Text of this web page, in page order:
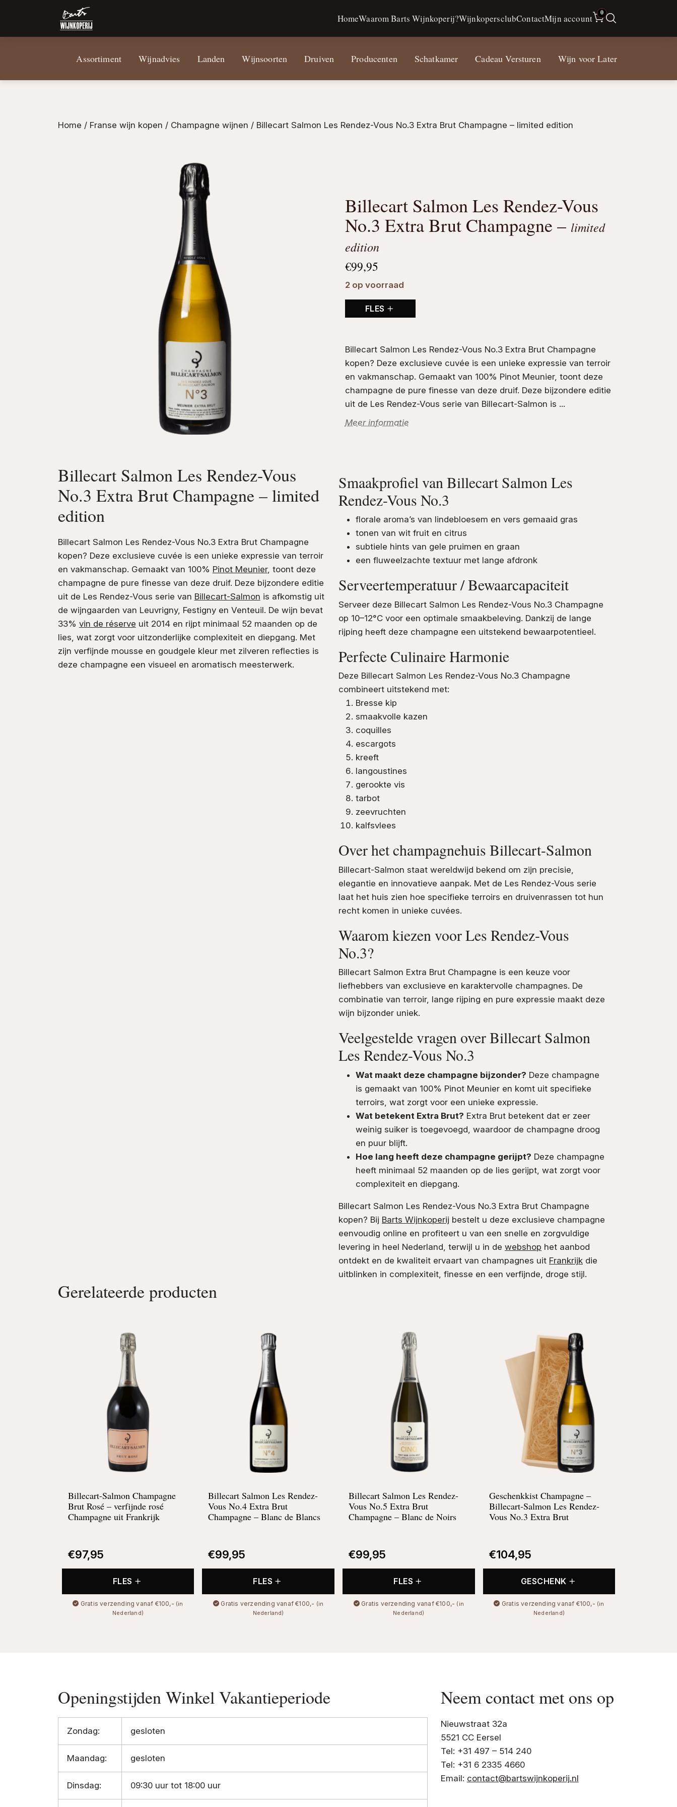
HomeWaarom Barts Wijnkoperij?WijnkopersclubContactMijn account
0
Assortiment Wijnadvies Landen Wijnsoorten Druiven Producenten Schatkamer Cadeau Versturen Wijn voor Later
Home / Franse wijn kopen / Champagne wijnen / Billecart Salmon Les Rendez-Vous No.3 Extra Brut Champagne – limited edition
Billecart Salmon Les Rendez-Vous
No.3 Extra Brut Champagne – limited
edition
€99,95
2 op voorraad
FLES
Billecart Salmon Les Rendez-Vous No.3 Extra Brut Champagne
kopen? Deze exclusieve cuvée is een unieke expressie van terroir
en vakmanschap. Gemaakt van 100% Pinot Meunier, toont deze
champagne de pure finesse van deze druif. Deze bijzondere editie
uit de Les Rendez-Vous serie van Billecart-Salmon is ...
Meer informatie
Billecart Salmon Les Rendez-Vous
No.3 Extra Brut Champagne – limited
edition
Billecart Salmon Les Rendez-Vous No.3 Extra Brut Champagne
kopen? Deze exclusieve cuvée is een unieke expressie van terroir
en vakmanschap. Gemaakt van 100% Pinot Meunier, toont deze
champagne de pure finesse van deze druif. Deze bijzondere editie
uit de Les Rendez-Vous serie van Billecart-Salmon is afkomstig uit
de wijngaarden van Leuvrigny, Festigny en Venteuil. De wijn bevat
33% vin de réserve uit 2014 en rijpt minimaal 52 maanden op de
lies, wat zorgt voor uitzonderlijke complexiteit en diepgang. Met
zijn verfijnde mousse en goudgele kleur met zilveren reflecties is
deze champagne een visueel en aromatisch meesterwerk.
Smaakprofiel van Billecart Salmon Les
Rendez-Vous No.3
florale aroma’s van lindebloesem en vers gemaaid gras
tonen van wit fruit en citrus
subtiele hints van gele pruimen en graan
een fluweelzachte textuur met lange afdronk
Serveertemperatuur / Bewaarcapaciteit
Serveer deze Billecart Salmon Les Rendez-Vous No.3 Champagne
op 10–12°C voor een optimale smaakbeleving. Dankzij de lange
rijping heeft deze champagne een uitstekend bewaarpotentieel.
Perfecte Culinaire Harmonie
Deze Billecart Salmon Les Rendez-Vous No.3 Champagne
combineert uitstekend met:
Bresse kip
smaakvolle kazen
coquilles
escargots
kreeft
langoustines
gerookte vis
tarbot
zeevruchten
kalfsvlees
Over het champagnehuis Billecart-Salmon
Billecart-Salmon staat wereldwijd bekend om zijn precisie,
elegantie en innovatieve aanpak. Met de Les Rendez-Vous serie
laat het huis zien hoe specifieke terroirs en druivenrassen tot hun
recht komen in unieke cuvées.
Waarom kiezen voor Les Rendez-Vous
No.3?
Billecart Salmon Extra Brut Champagne is een keuze voor
liefhebbers van exclusieve en karaktervolle champagnes. De
combinatie van terroir, lange rijping en pure expressie maakt deze
wijn bijzonder uniek.
Veelgestelde vragen over Billecart Salmon
Les Rendez-Vous No.3
Wat maakt deze champagne bijzonder? Deze champagne
is gemaakt van 100% Pinot Meunier en komt uit specifieke
terroirs, wat zorgt voor een unieke expressie.
Wat betekent Extra Brut? Extra Brut betekent dat er zeer
weinig suiker is toegevoegd, waardoor de champagne droog
en puur blijft.
Hoe lang heeft deze champagne gerijpt? Deze champagne
heeft minimaal 52 maanden op de lies gerijpt, wat zorgt voor
complexiteit en diepgang.
Billecart Salmon Les Rendez-Vous No.3 Extra Brut Champagne
kopen? Bij Barts Wijnkoperij bestelt u deze exclusieve champagne
eenvoudig online en profiteert u van een snelle en zorgvuldige
levering in heel Nederland, terwijl u in de webshop het aanbod
ontdekt en de kwaliteit ervaart van champagnes uit Frankrijk die
uitblinken in complexiteit, finesse en een verfijnde, droge stijl.
Gerelateerde producten
Billecart-Salmon Champagne
Brut Rosé – verfijnde rosé
Champagne uit Frankrijk
€97,95
FLES
Gratis verzending vanaf €100,- (in
Nederland)
Billecart Salmon Les Rendez-
Vous No.4 Extra Brut
Champagne –Blanc de Blancs
€99,95
FLES
Gratis verzending vanaf €100,- (in
Nederland)
Billecart Salmon Les Rendez-
Vous No.5 Extra Brut
Champagne – Blanc de Noirs
€99,95
FLES
Gratis verzending vanaf €100,- (in
Nederland)
Geschenkkist Champagne –
Billecart-Salmon Les Rendez-
Vous No.3 Extra Brut
€104,95
GESCHENK
Gratis verzending vanaf €100,- (in
Nederland)
Openingstijden Winkel Vakantieperiode
Zondag: gesloten
Maandag: gesloten
Dinsdag: 09:30 uur tot 18:00 uur
Neem contact met ons op
Nieuwstraat 32a
5521 CC Eersel
Tel: +31 497 – 514 240
Tel: +31 6 2335 4660
Email: contact@bartswijnkoperij.nl